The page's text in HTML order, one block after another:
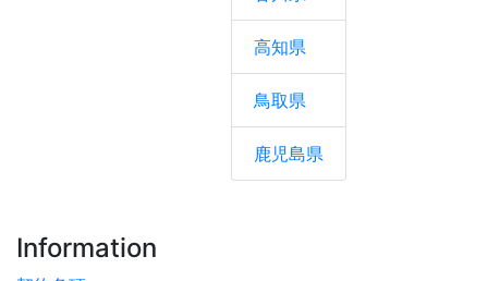
高知県
鳥取県
鹿児島県
Information